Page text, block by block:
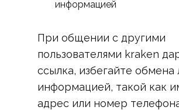
информацией
При общении с другими
пользователями kraken
ссылка, избегайте обмена
информацией, такой как
адрес или номер